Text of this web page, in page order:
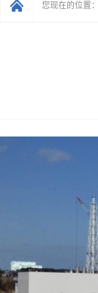
您现在的位置：